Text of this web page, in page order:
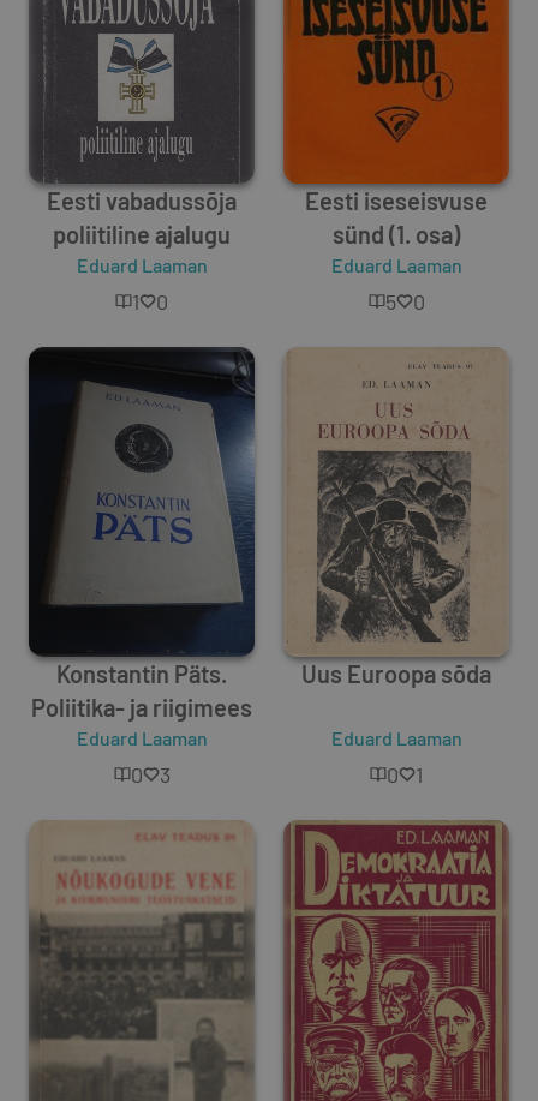
Eesti vabadussõja
poliitiline ajalugu
Eduard Laaman
1 0
Eesti iseseisvuse
sünd (1. osa)
Eduard Laaman
5 0
Konstantin Päts.
Poliitika- ja riigimees
Eduard Laaman
0 3
Uus Euroopa sõda
Eduard Laaman
0 1